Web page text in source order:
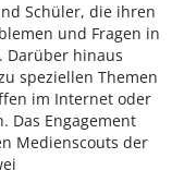
Schüler, die ihren
und Fragen in
Darüber hinaus
speziellen Themen
im Internet oder
Das Engagement
Medienscouts der